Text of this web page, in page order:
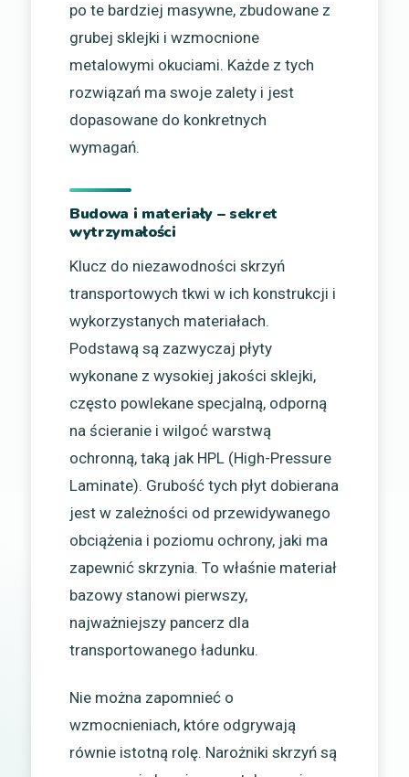
po te bardziej masywne, zbudowane z
grubej sklejki i wzmocnione
metalowymi okuciami. Każde z tych
rozwiązań ma swoje zalety i jest
dopasowane do konkretnych
wymagań.
Budowa i materiały – sekret
wytrzymałości
Klucz do niezawodności skrzyń
transportowych tkwi w ich konstrukcji i
wykorzystanych materiałach.
Podstawą są zazwyczaj płyty
wykonane z wysokiej jakości sklejki,
często powlekane specjalną, odporną
na ścieranie i wilgoć warstwą
ochronną, taką jak HPL (High-Pressure
Laminate). Grubość tych płyt dobierana
jest w zależności od przewidywanego
obciążenia i poziomu ochrony, jaki ma
zapewnić skrzynia. To właśnie materiał
bazowy stanowi pierwszy,
najważniejszy pancerz dla
transportowanego ładunku.
Nie można zapomnieć o
wzmocnieniach, które odgrywają
równie istotną rolę. Narożniki skrzyń są